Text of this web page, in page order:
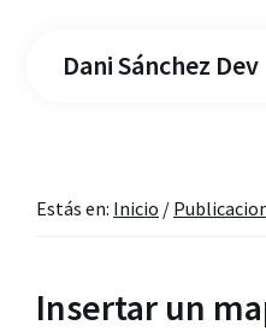
Dani Sánchez Dev
Estás en: Inicio /
Insertar un